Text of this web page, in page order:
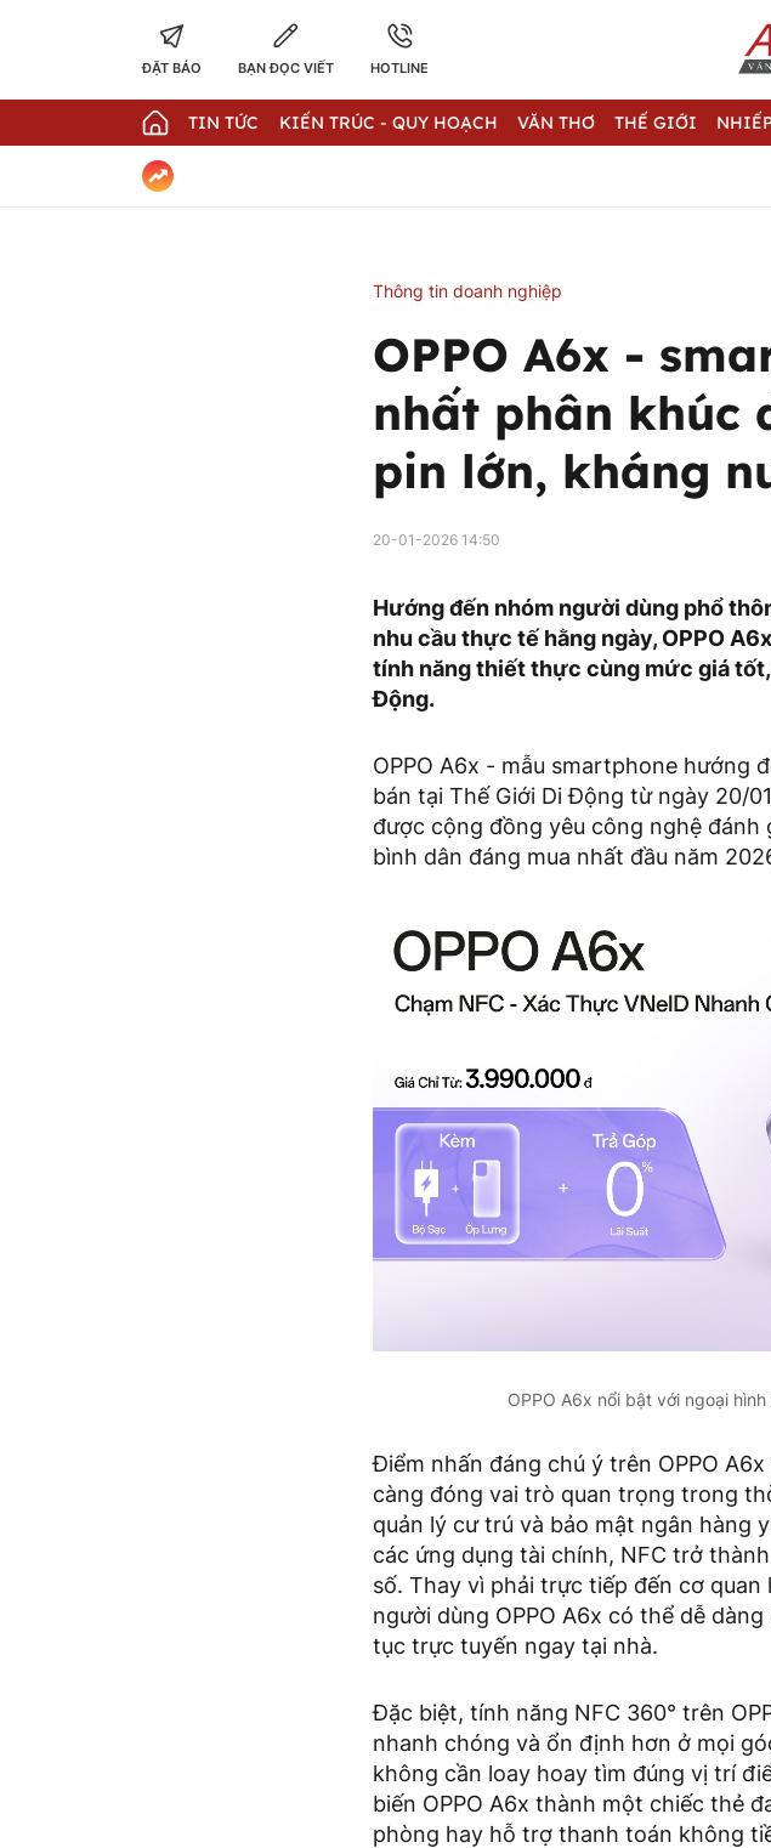
ĐẶT BÁO BẠN ĐỌC VIẾT HOTLINE
TIN TỨC KIẾN TRÚC - QUY HOẠCH VĂN THƠ THẾ GIỚI
Thông tin doanh nghiệp
OPPO A6x -
nhất phân khúc
pin lớn, kháng
20-01-2026 14:50
Hướng đến nhóm người dùng phổ
nhu cầu thực tế hằng ngày, OPPO
tính năng thiết thực cùng mức giá
Động.
OPPO A6x - mẫu smartphone hướng
bán tại Thế Giới Di Động từ ngày 20/
được cộng đồng yêu công nghệ
bình dân đáng mua nhất đầu năm
OPPO A6x nổi bật với ngoại
Điểm nhấn đáng chú ý trên OPPO
càng đóng vai trò quan trọng trong
quản lý cư trú và bảo mật ngân hàng
các ứng dụng tài chính, NFC trở
số. Thay vì phải trực tiếp đến cơ
người dùng OPPO A6x có thể dễ
tục trực tuyến ngay tại nhà.
Đặc biệt, tính năng NFC 360° trên
nhanh chóng và ổn định hơn ở mọi
không cần loay hoay tìm đúng vị trí
biến OPPO A6x thành một chiếc thẻ
phòng hay hỗ trợ thanh toán không